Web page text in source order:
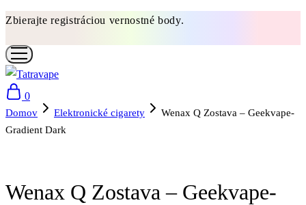
Zbierajte registráciou vernostné body.
0
Domov Elektronické cigarety
Wenax Q Zostava – Geekvape-
Gradient Dark
Wenax Q Zostava – Geekvape-